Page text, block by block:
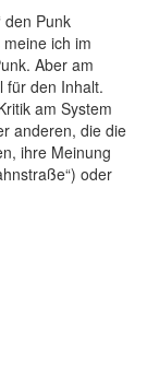
den Punk
ich im
Aber am
für den Inhalt.
am System
anderen, die die
ihre Meinung
oder